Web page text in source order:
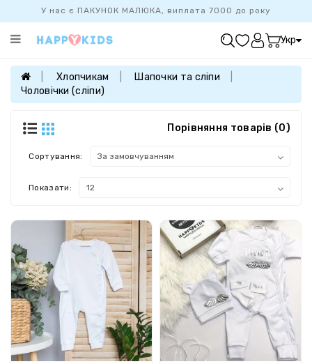
У нас є ПАКУНОК МАЛЮКА, виплата 7000 до року
Категорії
ПРОДАЖУ
БАЗОВА
ДІВЧАТКАМ
ХЛОПЧИКАМ
Укр
Хлопчикам
Шапочки та сліпи
Чоловічки (сліпи)
Порівняння товарів (0)
Сортування:
Показати: